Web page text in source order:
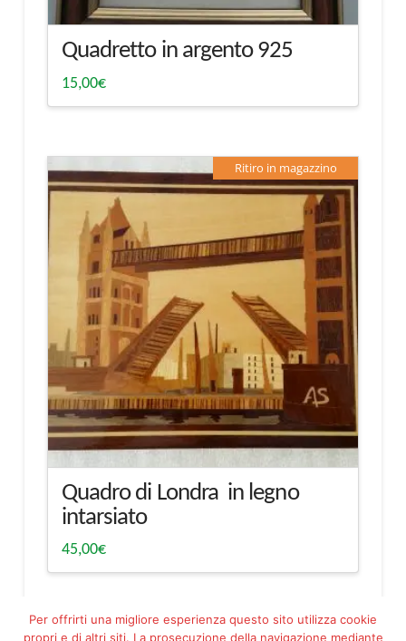
Quadretto in argento 925
15,00€
Ritiro in magazzino
Quadro di Londra in legno
intarsiato
45,00€
Per offrirti una migliore esperienza questo sito utilizza cookie
propri e di altri siti. La prosecuzione della navigazione mediante